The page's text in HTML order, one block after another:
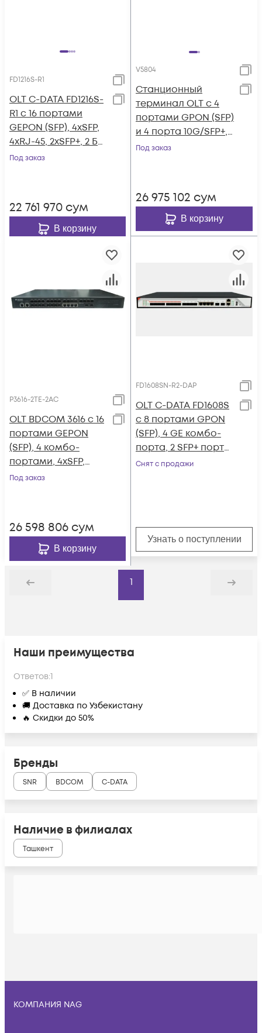
FD1216S-R1
OLT C-DATA FD1216S-
R1 с 16 портами
GEPON (SFP), 4хSFP,
4хRJ-45, 2хSFP+, 2 БП
АC
Под заказ
22 761 970 сум
В корзину
V5804
Станционный
терминал OLT с 4
портами GPON (SFP)
и 4 порта 10G/SFP+,
4 портами
Под заказ
26 975 102 сум
В корзину
P3616-2TE-2AC
OLT BDCOM 3616 с 16
портами GEPON
(SFP), 4 комбо-
портами, 4хSFP,
2xSFP+, 2 БП АC
Под заказ
26 598 806 сум
В корзину
FD1608SN-R2-DAP
OLT C-DATA FD1608S
с 8 портами GPON
(SFP), 4 GE комбо-
порта, 2 SFP+ порта,
2 БП АC
Снят с продажи
Узнать о поступлении
Назад
1
Дальше
Наши преимущества
Ответов:1
✅ В наличии
🚚 Доставка по Узбекистану
🔥 Скидки до 50%
Бренды
SNR BDCOM C-DATA
Наличие в филиалах
Ташкент
КОМПАНИЯ NAG